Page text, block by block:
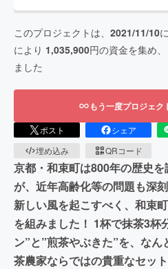
このプロジェクトは、 2021/11/10
により 1,035,900円の資金を集め、
ました
もう一度プロジェク
ポスト シェア
埋め込み
QRコード
京都・和束町は800年の歴史
が、近年高齢化等の問題も深
新しい風を起こすべく、和束
を組みました！ 1杯で抹茶3杯
ン”と”煎茶やぶきた”を、なん
茶農家ならではの貴重なセッ